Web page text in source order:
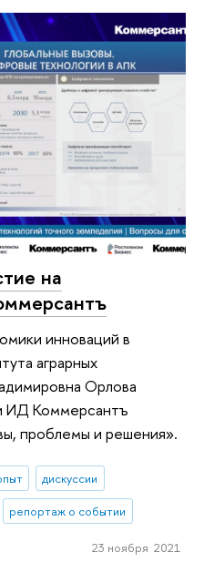
на
инноваций в
аграрных
Орлова
ИД Коммерсантъ
проблемы и решения».
дискуссии
репортаж о событии
23 ноября 2021